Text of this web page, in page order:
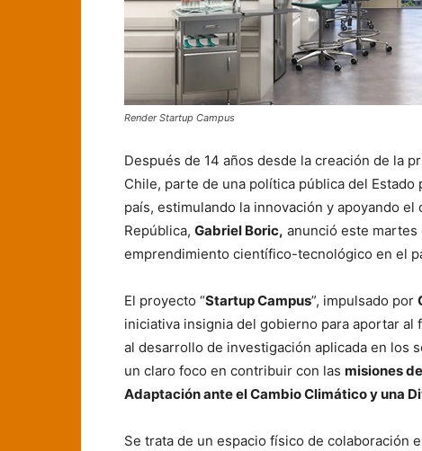
Render Startup Campus
Después de 14 años desde la creación de la
Chile, parte de una política pública del
país, estimulando la innovación y apoyando
República, Gabriel Boric, anunció este martes
emprendimiento científico-tecnológico en el
El proyecto “Startup Campus”, impulsado por
iniciativa insignia del gobierno para aportar
al desarrollo de investigación aplicada en los
un claro foco en contribuir con las misiones de
Adaptación ante el Cambio Climático y una
Se trata de un espacio físico de colaboración